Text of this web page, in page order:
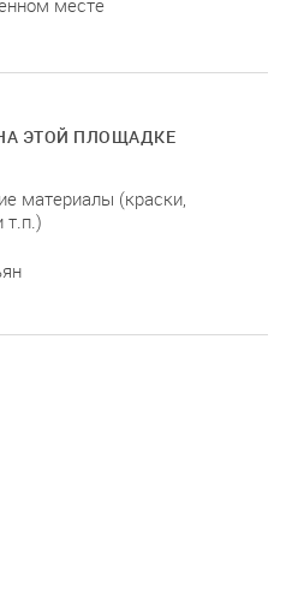
ЭТОЙ ПЛОЩАДКЕ
материалы (краски,
т.п.)